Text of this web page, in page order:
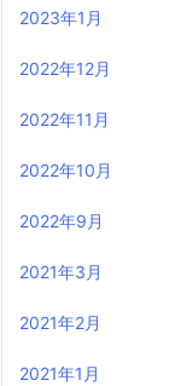
2023年1月
2022年12月
2022年11月
2022年10月
2022年9月
2021年3月
2021年2月
2021年1月